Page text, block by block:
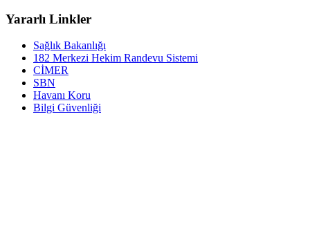
Yararlı Linkler
Sağlık Bakanlığı
182 Merkezi Hekim Randevu Sistemi
CİMER
SBN
Havanı Koru
Bilgi Güvenliği